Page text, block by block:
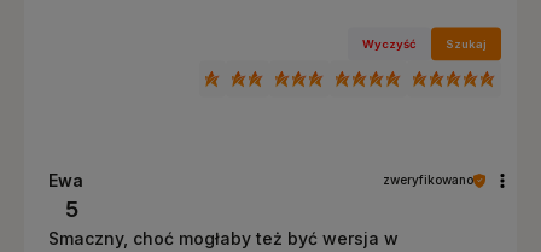
Wyczyść Szukaj
Ewa zweryfikowano
5
Smaczny, choć mogłaby też być wersja w